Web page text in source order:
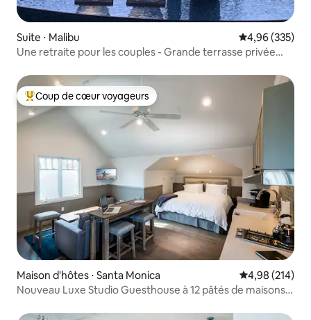
Suite ⋅ Malibu Évaluation
4,96 (335)
Une retraite pour les couples - Grande terrasse privée
Coups de cœur voyageurs les plus appréciés
Coup de cœur voyageurs
Maison d'hôtes ⋅ Santa Monica Évaluation
4,98 (214)
Nouveau Luxe Studio Guesthouse à 12 pâtés de maisons